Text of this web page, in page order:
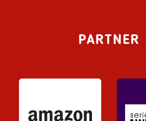
PARTNER